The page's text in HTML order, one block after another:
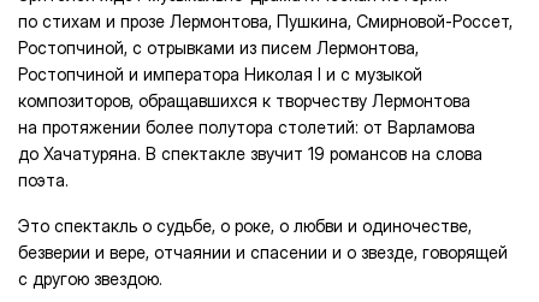
по стихам и прозе Лермонтова, Пушкина, Смирновой-Россет,
Ростопчиной, с отрывками из писем Лермонтова,
Ростопчиной и императора Николая I и с музыкой
композиторов, обращавшихся к творчеству Лермонтова
на протяжении более полутора столетий: от Варламова
до Хачатуряна. В спектакле звучит 19 романсов на слова
поэта.
Это спектакль о судьбе, о роке, о любви и одиночестве,
безверии и вере, отчаянии и спасении и о звезде, говорящей
с другою звездою.